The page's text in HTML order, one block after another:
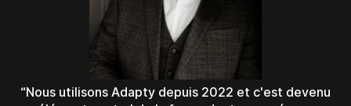
Nous utilisons Adapty depuis 2022 et c'est devenu